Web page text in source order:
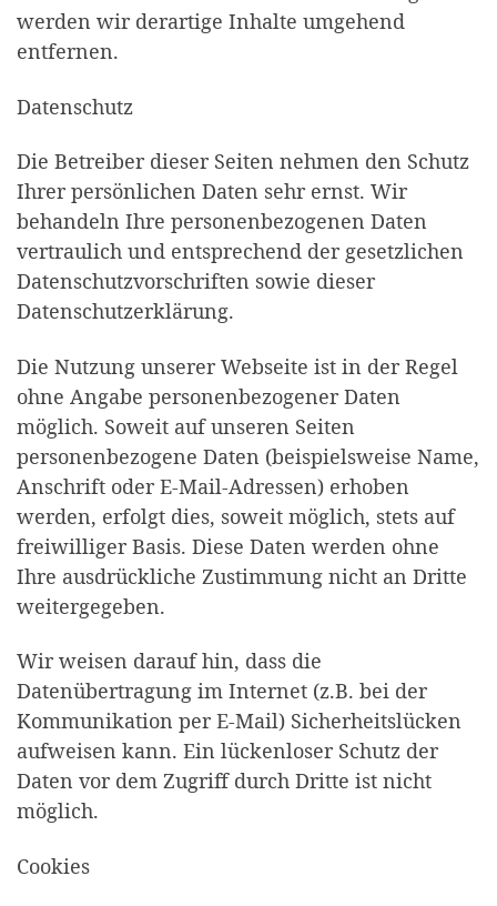
werden wir derartige Inhalte umgehend
entfernen.
Datenschutz
Die Betreiber dieser Seiten nehmen den Schutz
Ihrer persönlichen Daten sehr ernst. Wir
behandeln Ihre personenbezogenen Daten
vertraulich und entsprechend der gesetzlichen
Datenschutzvorschriften sowie dieser
Datenschutzerklärung.
Die Nutzung unserer Webseite ist in der Regel
ohne Angabe personenbezogener Daten
möglich. Soweit auf unseren Seiten
personenbezogene Daten (beispielsweise Name,
Anschrift oder E-Mail-Adressen) erhoben
werden, erfolgt dies, soweit möglich, stets auf
freiwilliger Basis. Diese Daten werden ohne
Ihre ausdrückliche Zustimmung nicht an Dritte
weitergegeben.
Wir weisen darauf hin, dass die
Datenübertragung im Internet (z.B. bei der
Kommunikation per E-Mail) Sicherheitslücken
aufweisen kann. Ein lückenloser Schutz der
Daten vor dem Zugriff durch Dritte ist nicht
möglich.
Cookies